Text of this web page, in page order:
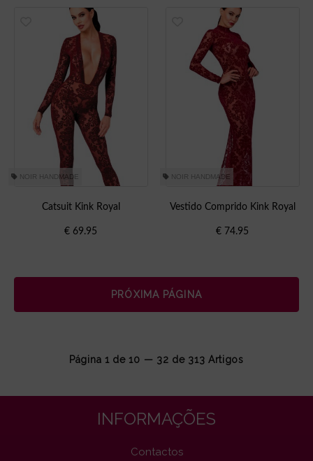
NOIR HANDMADE
Catsuit Kink Royal
€ 69.95
NOIR HANDMADE
Vestido Comprido Kink Royal
€ 74.95
PRÓXIMA PÁGINA
Página 1 de 10 — 32 de 313 Artigos
INFORMAÇÕES
Contactos